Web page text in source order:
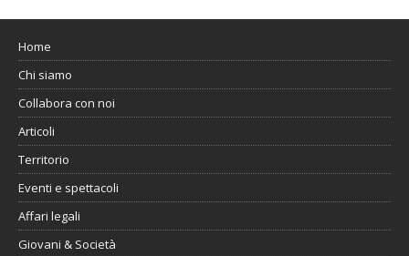
Home
Chi siamo
Collabora con noi
Articoli
Territorio
Eventi e spettacoli
Affari legali
Giovani & Società